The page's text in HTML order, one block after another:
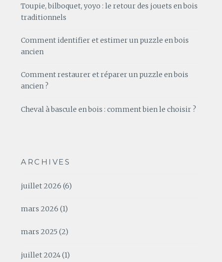
Toupie, bilboquet, yoyo : le retour des jouets en bois
traditionnels
Comment identifier et estimer un puzzle en bois
ancien
Comment restaurer et réparer un puzzle en bois
ancien ?
Cheval à bascule en bois : comment bien le choisir ?
ARCHIVES
juillet 2026 (6)
mars 2026 (1)
mars 2025 (2)
juillet 2024(1)